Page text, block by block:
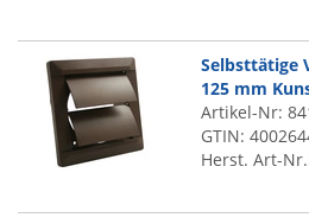
Selbsttätige
125 mm
Artikel-Nr:
GTIN:
Herst. Art-